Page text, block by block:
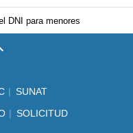
DNI para menores
SUNAT
SOLICITUD